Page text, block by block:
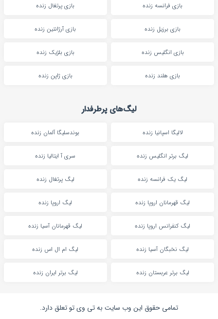
بازی فرانسه زنده بازی پرتغال زنده
بازی برزیل زنده بازی آرژانتین زنده
بازی انگلیس زنده بازی بلژیک زنده
بازی هلند زنده بازی ژاپن زنده
لیگ‌های پرطرفدار
لالیگا اسپانیا زنده بوندسلیگا آلمان زنده
لیگ برتر انگلیس زنده سری آ ایتالیا زنده
لیگ یک فرانسه زنده لیگ پرتغال زنده
لیگ قهرمانان اروپا زنده لیگ اروپا زنده
لیگ کنفرانس اروپا زنده لیگ قهرمانان آسیا زنده
لیگ نخبگان آسیا زنده لیگ ام ال اس زنده
لیگ برتر عربستان زنده لیگ برتر ایران زنده
تمامی حقوق این وب سایت به تی وی تو تعلق دارد.